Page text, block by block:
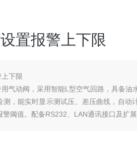
置报警上下限
下限
气动阀，采用智能L型空气回路，具备油
，能实时显示测试压、差压曲线，自动
阈值。配备RS232、LAN通讯接口及扩